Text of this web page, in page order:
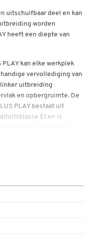
uitschuifbaar deel en kan
worden
heeft een diepte van
kan elke werkplek
vervollediging van
uitbreiding
en opbergruimte. De
PLAY bestaat uit
E1 en is
Met de verschillende
voordelen omdat
aan de
of het
in ons ruim